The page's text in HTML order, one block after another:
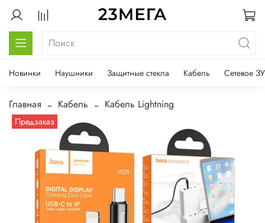
Новинки Наушники Защитные стекла Кабель Сетевое ЗУ
Главная Кабель Кабель Lightning
Предзаказ